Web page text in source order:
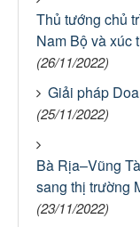
Thủ tướng chủ
Nam Bộ và xúc
(26/11/2022)
Giải pháp
(25/11/2022)
Bà Rịa–Vũng
sang thị trường
(23/11/2022)